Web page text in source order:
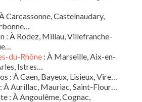
Carcassonne, Castelnaudary,
: À Rodez, Millau, Villefranche-
du-Rhône : À Marseille, Aix-en-
Istres…
: À Caen, Bayeux, Lisieux, Vire…
À Aurillac, Mauriac, Saint-Flour…
: À Angoulême, Cognac,